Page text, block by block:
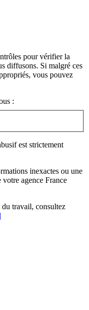
pour vérifier la
diffusons. Si malgré ces
vous pouvez
:
est strictement
inexactes ou une
votre agence France
du travail, consultez